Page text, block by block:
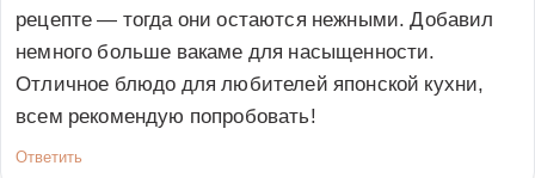
рецепте — тогда они остаются нежными. Добавил
немного больше вакаме для насыщенности.
Отличное блюдо для любителей японской кухни,
всем рекомендую попробовать!
Ответить